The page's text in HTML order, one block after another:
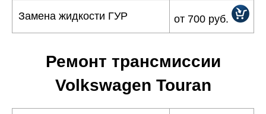
Замена жидкости ГУР от 700 руб.
Ремонт трансмиссии
Volkswagen Touran